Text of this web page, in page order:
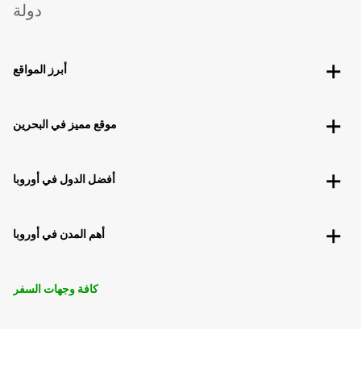
دولة
أبرز المواقع
موقع مميز في البحرين
أفضل الدول في أوروبا
أهم المدن في أوروبا
كافة وجهات السفر